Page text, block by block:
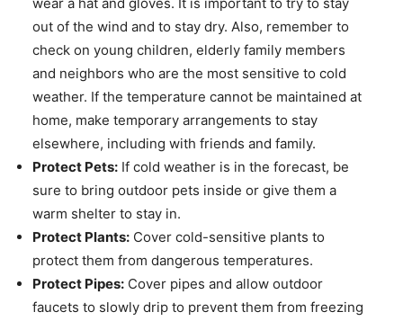
out of the wind and to stay dry. Also, remember to
check on young children, elderly family members
and neighbors who are the most sensitive to cold
weather. If the temperature cannot be maintained at
home, make temporary arrangements to stay
elsewhere, including with friends and family.
Protect Pets: If cold weather is in the forecast, be
sure to bring outdoor pets inside or give them a
warm shelter to stay in.
Protect Plants: Cover cold-sensitive plants to
protect them from dangerous temperatures.
Protect Pipes: Cover pipes and allow outdoor
faucets to slowly drip to prevent them from freezing